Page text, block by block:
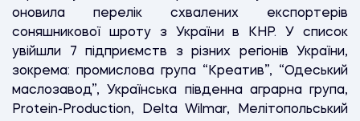
оновила перелік схвалених експортерів
соняшникової шроту з України в КНР. У список
увійшли 7 підприємств з різних регіонів України,
зокрема: промислова група “Креатив”, “Одеський
маслозавод”, Українська південна аграрна група,
Protein-Production, Delta Wilmar, Мелітопольський